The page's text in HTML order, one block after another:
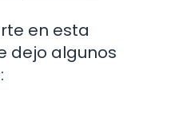
en esta
dejo algunos